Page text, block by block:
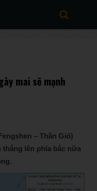
mai sẽ mạnh
– Thần Gió)
lên phía bắc nữa